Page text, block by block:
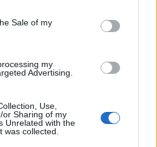
Sale of my
my
Advertising.
Use,
or Sharing of my
Unrelated with the
was collected.